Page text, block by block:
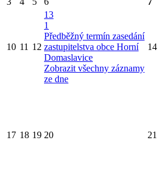
10 11 12
13
1
Předběžný termín zasedání
zastupitelstva obce Horní
Domaslavice
Zobrazit všechny záznamy
ze dne
14
17 18 19 20 21